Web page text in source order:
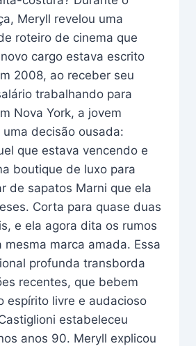
Meryll revelou uma
roteiro de cinema que
cargo estava escrito
2008, ao receber seu
trabalhando para
Nova York, a jovem
decisão ousada:
que estava vencendo e
boutique de luxo para
de sapatos Marni que ela
Corta para quase duas
e ela agora dita os rumos
mesma marca amada. Essa
profunda transborda
recentes, que bebem
espírito livre e audacioso
estabeleceu
anos 90. Meryll explicou